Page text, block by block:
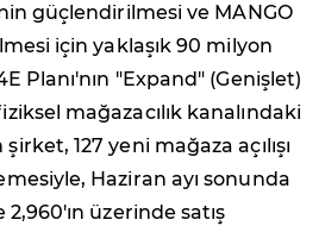
güçlendirilmesi ve MANGO
için yaklaşık 90 milyon
Planı'nın "Expand" (Genişlet)
mağazacılık kanalındaki
127 yeni mağaza açılışı
Haziran ayı sonunda
üzerinde satış